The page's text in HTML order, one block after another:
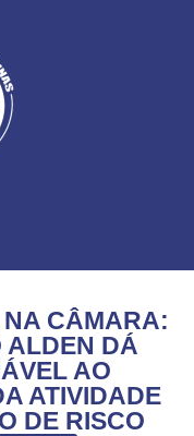
NA CÂMARA:
ALDEN DÁ
AO
ATIVIDADE
DE RISCO